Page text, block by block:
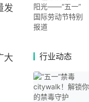
发
大
行业动态